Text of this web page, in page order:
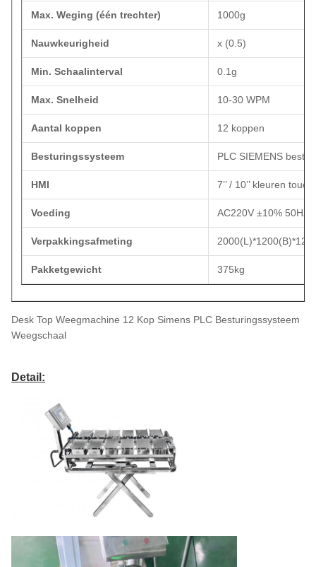
Max. Weging (één trechter) 1000g
Nauwkeurigheid x (0.5)
Min. Schaalinterval 0.1g
Max. Snelheid 10-30 WPM
Aantal koppen 12 koppen
Besturingssysteem PLC SIEMENS
HMI 7’’ / 10’’ kleuren
Voeding AC220V ±10% 50HZ
Verpakkingsafmeting
Pakketgewicht 375kg
Desk Top Weegmachine 12 Kop Simens PLC Besturingssysteem
Weegschaal
Detail: